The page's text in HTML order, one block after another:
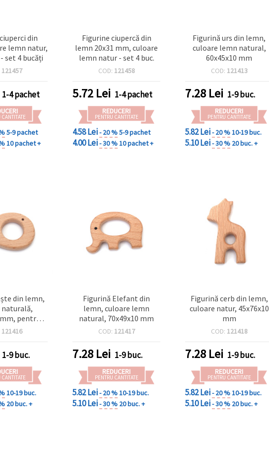
din
lemn natur,
set 4 bucăți
121457
1-4 pachet
CANTITATE
5-9 pachet
10 pachet +
Figurine ciupercă din
lemn 20x31 mm, culoare
lemn natur - set 4 buc.
COD: 121458
5.72 Lei 1-4 pachet
REDUCERI
PENTRU CANTITATE
4.58 Lei- 20 %5-9 pachet
4.00 Lei- 30 %10 pachet +
Figurină urs din lemn,
culoare lemn natural,
60x45x10 mm
COD: 121413
7.28 Lei 1-9 buc.
REDUCERI
PENTRU CANTITATE
5.82 Lei- 20 %10-19 buc.
5.10 Lei- 30 % 20 buc. +
din lemn,
naturală,
pentru
craft DIY
121416
1-9 buc.
CANTITATE
10-19 buc.
20 buc. +
Figurină Elefant din
lemn, culoare lemn
natural, 70x49x10 mm
COD: 121417
7.28 Lei 1-9 buc.
REDUCERI
PENTRU CANTITATE
5.82 Lei- 20 %10-19 buc.
5.10 Lei- 30 % 20 buc. +
Figurină cerb din lemn,
culoare natur, 45x76x10
mm
COD: 121418
7.28 Lei 1-9 buc.
REDUCERI
PENTRU CANTITATE
5.82 Lei- 20 %10-19 buc.
5.10 Lei- 30 % 20 buc. +